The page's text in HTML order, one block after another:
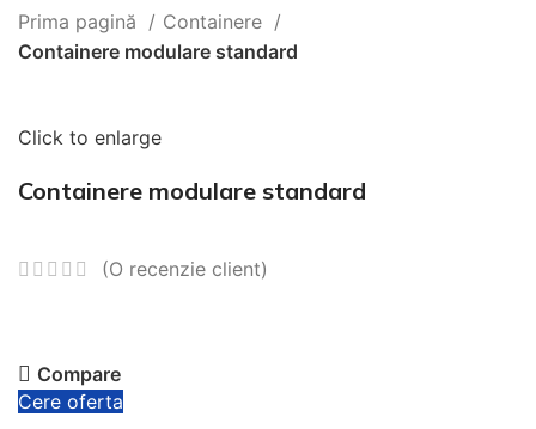
Prima pagină
Containere
Containere modulare standard
Click to enlarge
Containere modulare standard
(O recenzie client)
Compare
Cere oferta